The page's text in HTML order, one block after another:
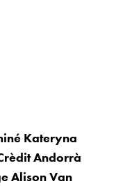
Kateryna
Andorrà
Alison Van